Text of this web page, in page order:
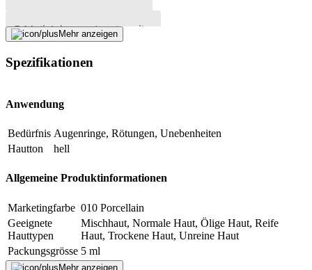
E-Mail-Adresse (optional)
Falsche Daten melden
Mehr anzeigen
Spezifikationen
Anwendung
Bedürfnis Augenringe, Rötungen, Unebenheiten
Hautton
hell
Allgemeine Produktinformationen
Marketingfarbe 010 Porcellain
Geeignete
Hauttypen
Mischhaut, Normale Haut, Ölige Haut, Reife
Haut, Trockene Haut, Unreine Haut
Packungsgrösse 5 ml
Besonderheiten Keine
Mehr anzeigen